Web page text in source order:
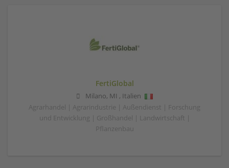
FertiGlobal
Milano, MI , Italien
Agrarhandel | Agrarindustrie | Außendienst | Forschung
und Entwicklung | Großhandel | Landwirtschaft |
Pflanzenbau